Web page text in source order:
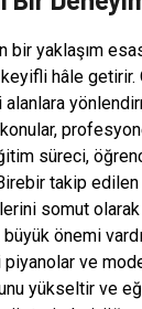
bir yaklaşım
hâle getirir.
süreci,
takip
somut
önemi
piyanolar ve
yükseltir ve